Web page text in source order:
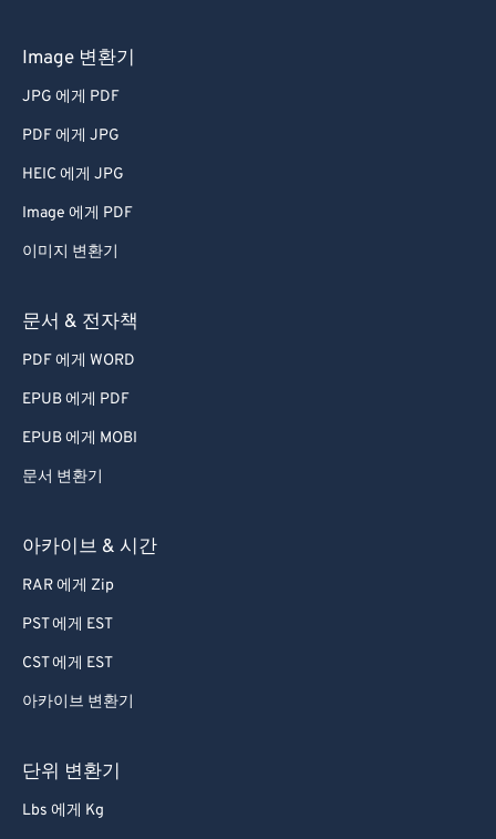
Image 변환기
JPG 에게 PDF
PDF 에게 JPG
HEIC 에게 JPG
Image 에게 PDF
이미지 변환기
문서 & 전자책
PDF 에게 WORD
EPUB 에게 PDF
EPUB 에게 MOBI
문서 변환기
아카이브 & 시간
RAR 에게 Zip
PST 에게 EST
CST 에게 EST
아카이브 변환기
단위 변환기
Lbs 에게 Kg